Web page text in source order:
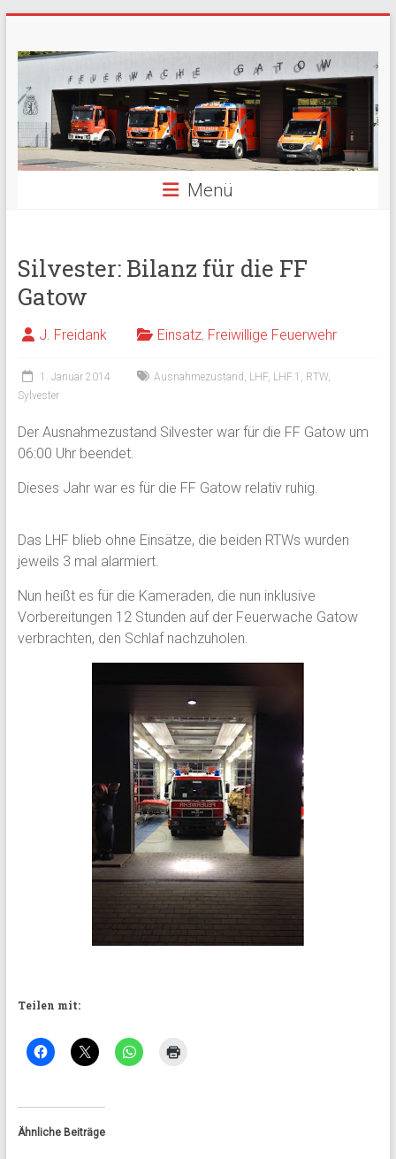
springen
Freiwillige
Feuerwehr
Berlin
Gatow
Berlin
Gatow
Menü
Silvester: Bilanz für die FF
Gatow
J. Freidank Einsatz, Freiwillige Feuerwehr
1. Januar 2014 Ausnahmezustand LHF, LHF.1 RTW,
Sylvester
Der Ausnahmezustand Silvester war für die FF Gatow um
06:00 Uhr beendet.
Dieses Jahr war es für die FF Gatow relativ ruhig.
Das LHF blieb ohne Einsätze, die beiden RTWs wurden
jeweils 3 mal alarmiert.
Nun heißt es für die Kameraden, die nun inklusive
Vorbereitungen 12 Stunden auf der Feuerwache Gatow
verbrachten, den Schlaf nachzuholen.
Teilen mit:
Ähnliche Beiträge